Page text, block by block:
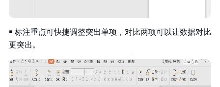
￭ 标注重点可快捷调整突出单项，对比两项可以让数据对比
更突出。